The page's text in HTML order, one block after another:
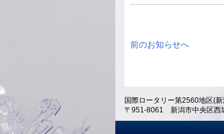
前のお知らせへ
国際ロータリー第2560地区(
〒951-8061 新潟市中央区西